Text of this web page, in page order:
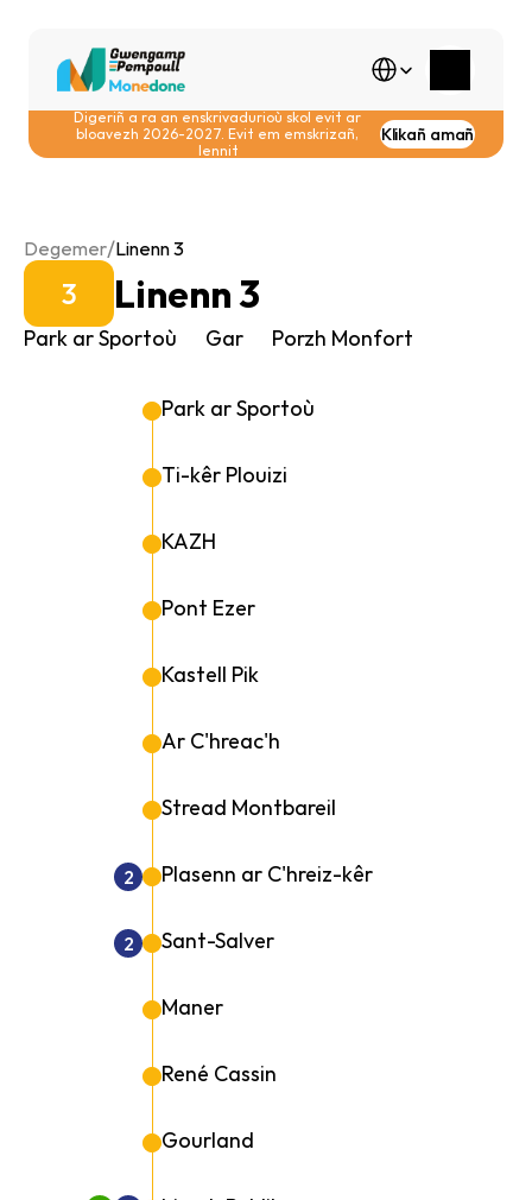
Select Language
Digeriñ a ra an enskrivadurioù skol evit ar
bloavezh 2026-2027. Evit em emskrizañ,
lennit
Klikañ amañ
Degemer/Linenn 3
3 Linenn 3
Park ar Sportoù Gar Porzh Monfort
2
2
Park ar Sportoù
Ti-kêr Plouizi
KAZH
Pont Ezer
Kastell Pik
Ar C'hreac'h
Stread Montbareil
Plasenn ar C'hreiz-kêr
Sant-Salver
Maner
René Cassin
Gourland